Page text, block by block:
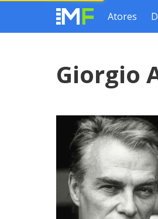
Atores
Giorgio